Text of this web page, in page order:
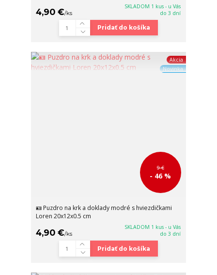
4,90 €/ks
SKLADOM 1 kus - u Vás
do 3 dní
Pridať do košíka
Akcia
Novinka
9 €
- 46 %
🪪 Puzdro na krk a doklady modré s hviezdičkami
Loren 20x12x0.5 cm
4,90 €/ks
SKLADOM 1 kus - u Vás
do 3 dní
Pridať do košíka